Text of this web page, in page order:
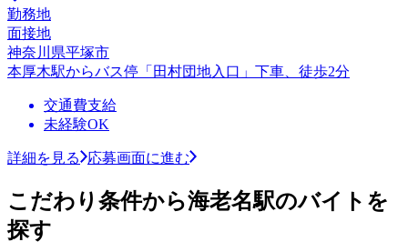
勤務地
面接地
神奈川県平塚市
本厚木駅からバス停「田村団地入口」下車、徒歩2分
交通費支給
未経験OK
詳細を見る 応募画面に進む
こだわり条件から海老名駅のバイトを
探す